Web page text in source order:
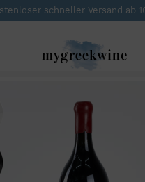
5% Gutschein fürNewsletter